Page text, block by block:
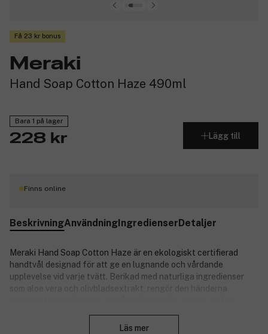
Få 23 kr bonus
Meraki
Hand Soap Cotton Haze 490ml
Bara 1 på lager
228 kr Lägg till
Finns online
BeskrivningAnvändningIngredienserDetaljer
Meraki Hand Soap Cotton Haze är en ekologiskt certifierad
handtvål designad för att ge en lugnande och vårdande
upplevelse vid varje tvätt. Berikad med naturliga ingredienser
som aloe vera och olivbladsextrakt, rengör den händerna
vilket gör den idealisk för daglig användning. Med en praktisk
Läs mer